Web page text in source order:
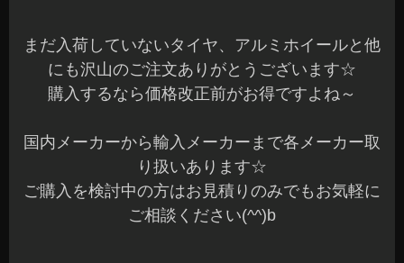
まだ入荷していないタイヤ、アルミホイールと他
にも沢山のご注文ありがとうございます☆
購入するなら価格改正前がお得ですよね～
国内メーカーから輸入メーカーまで各メーカー取
り扱いあります☆
ご購入を検討中の方はお見積りのみでもお気軽に
ご相談ください(^^)b